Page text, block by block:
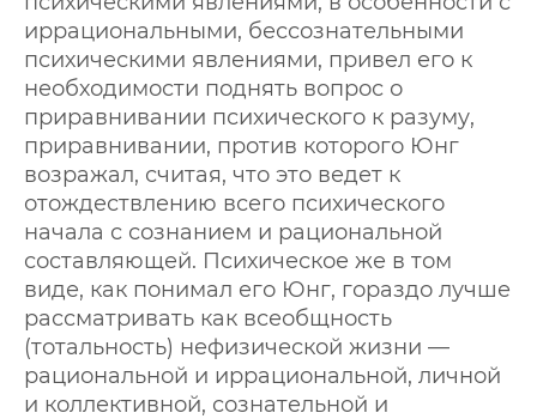
иррациональными, бессознательными
психическими явлениями, привел его к
необходимости поднять вопрос о
приравнивании психического к разуму,
приравнивании, против которого Юнг
возражал, считая, что это ведет к
отождествлению всего психического
начала с сознанием и рациональной
составляющей. Психическое же в том
виде, как понимал его Юнг, гораздо лучше
рассматривать как всеобщность
(тотальность) нефизической жизни —
рациональной и иррациональной, личной
и коллективной, сознательной и